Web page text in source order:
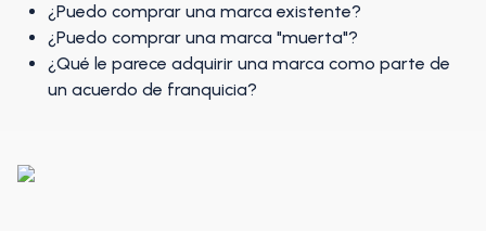
¿Puedo comprar una marca existente?
¿Puedo comprar una marca "muerta"?
¿Qué le parece adquirir una marca como parte de
un acuerdo de franquicia?